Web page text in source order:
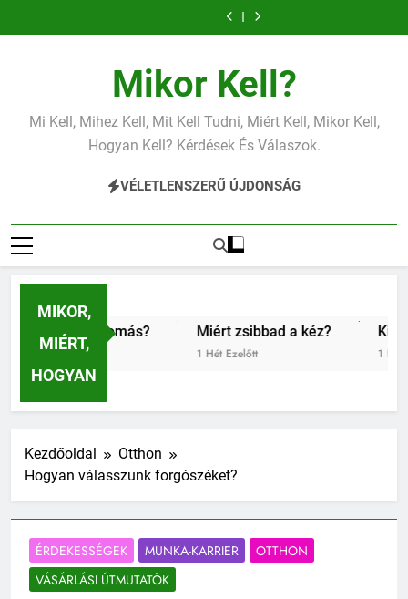
a
vérnyomás?
vas?
Mikor Kell?
Mi Kell, Mihez Kell, Mit Kell Tudni, Miért Kell, Mikor Kell,
Hogyan Kell? Kérdések És Válaszok.
VÉLETLENSZERŰ ÚJDONSÁG
MIKOR,
MIÉRT,
HOGYAN
vérnyomás? Miért zsibbad a kéz?
1 Hét Ezelőtt 1 Hét Ezelőtt
Kezdőoldal
Otthon
Hogyan válasszunk forgószéket?
ÉRDEKESSÉGEK MUNKA-KARRIER
OTTHON
VÁSÁRLÁSI ÚTMUTATÓK